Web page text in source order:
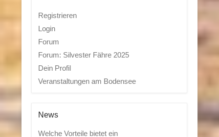
Registrieren
Login
Forum
Forum: Silvester Fähre 2025
Dein Profil
Veranstaltungen am Bodensee
News
Welche Vorteile bietet ein